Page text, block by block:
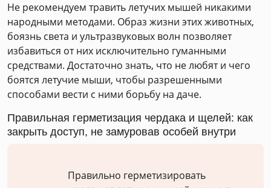
Не рекомендуем травить летучих мышей никакими
народными методами. Образ жизни этих животных,
боязнь света и ультразвуковых волн позволяет
избавиться от них исключительно гуманными
средствами. Достаточно знать, что не любят и чего
боятся летучие мыши, чтобы разрешенными
способами вести с ними борьбу на даче.
Правильная герметизация чердака и щелей: как
закрыть доступ, не замуровав особей внутри
Правильно герметизировать